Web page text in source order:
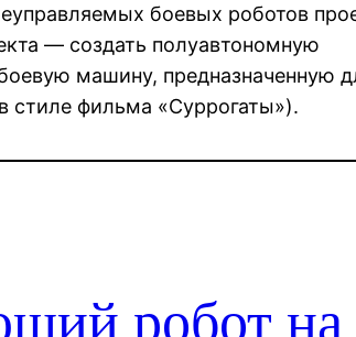
боевых роботов
— создать полуавтономную
машину, предназначенную
стиле фильма «Суррогаты»).
робот